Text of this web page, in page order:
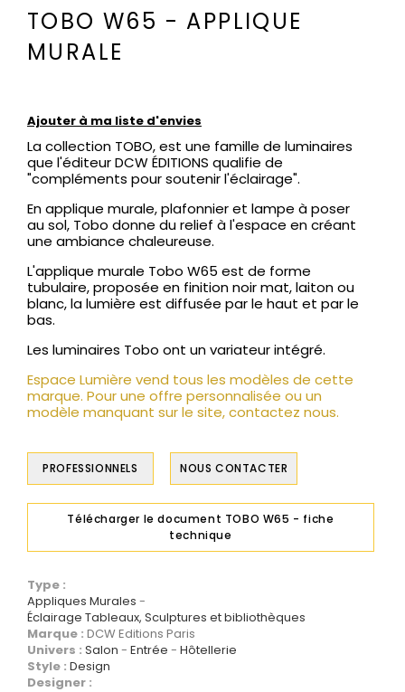
TOBO W65 - APPLIQUE
MURALE
Ajouter à ma liste d'envies
La collection TOBO, est une famille de luminaires
que l'éditeur DCW ÉDITIONS qualifie de
"compléments pour soutenir l'éclairage".
En applique murale, plafonnier et lampe à poser
au sol, Tobo donne du relief à l'espace en créant
une ambiance chaleureuse.
L'applique murale Tobo W65 est de forme
tubulaire, proposée en finition noir mat, laiton ou
blanc, la lumière est diffusée par le haut et par le
bas.
Les luminaires Tobo ont un variateur intégré.
Espace Lumière vend tous les modèles de cette
marque. Pour une offre personnalisée ou un
modèle manquant sur le site, contactez nous.
PROFESSIONNELS NOUS CONTACTER
Télécharger le document TOBO W65 - fiche
technique
Type :
Appliques Murales
Éclairage Tableaux, Sculptures et bibliothèques
Marque : DCW Editions Paris
Univers : Salon Entrée
Hôtellerie
Style : Design
Designer :